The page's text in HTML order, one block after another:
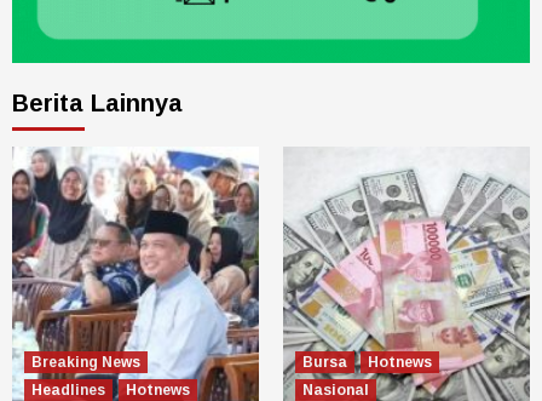
Berita Lainnya
Breaking News
Headlines
Hotnews
Bursa
Hotnews
Nasional